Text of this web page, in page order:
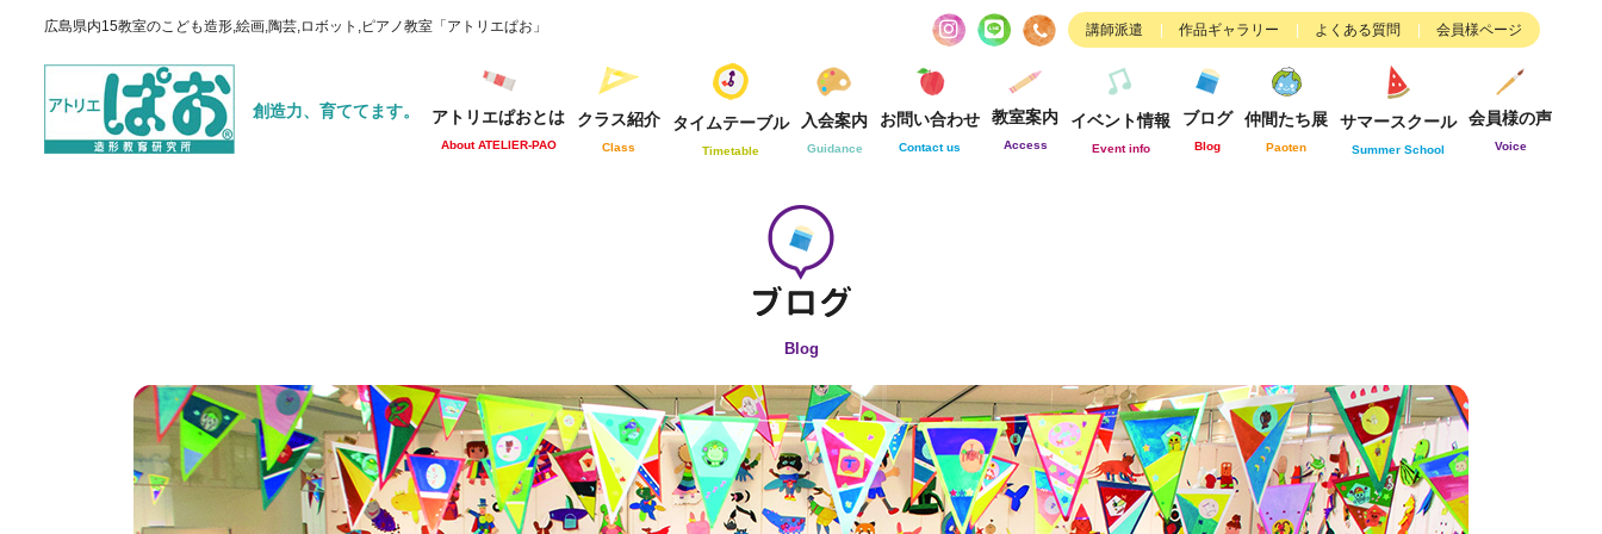
広島県内15教室のこども造形,絵画,陶芸,ロボット,ピアノ教室「アトリエぱお」 講師派遣 作品ギャラリー よくある質問 会員様ページ
創造力、育ててます。 アトリエぱおとは
About ATELIER-PAO
クラス紹介
Class
タイムテーブル
Timetable
入会案内
Guidance
お問い合わせ
Contact us
教室案内
Access
イベント情報
Event info
ブログ
Blog
仲間たち展
Paoten
サマースクール
Summer School
会員様の声
Voice
Blog